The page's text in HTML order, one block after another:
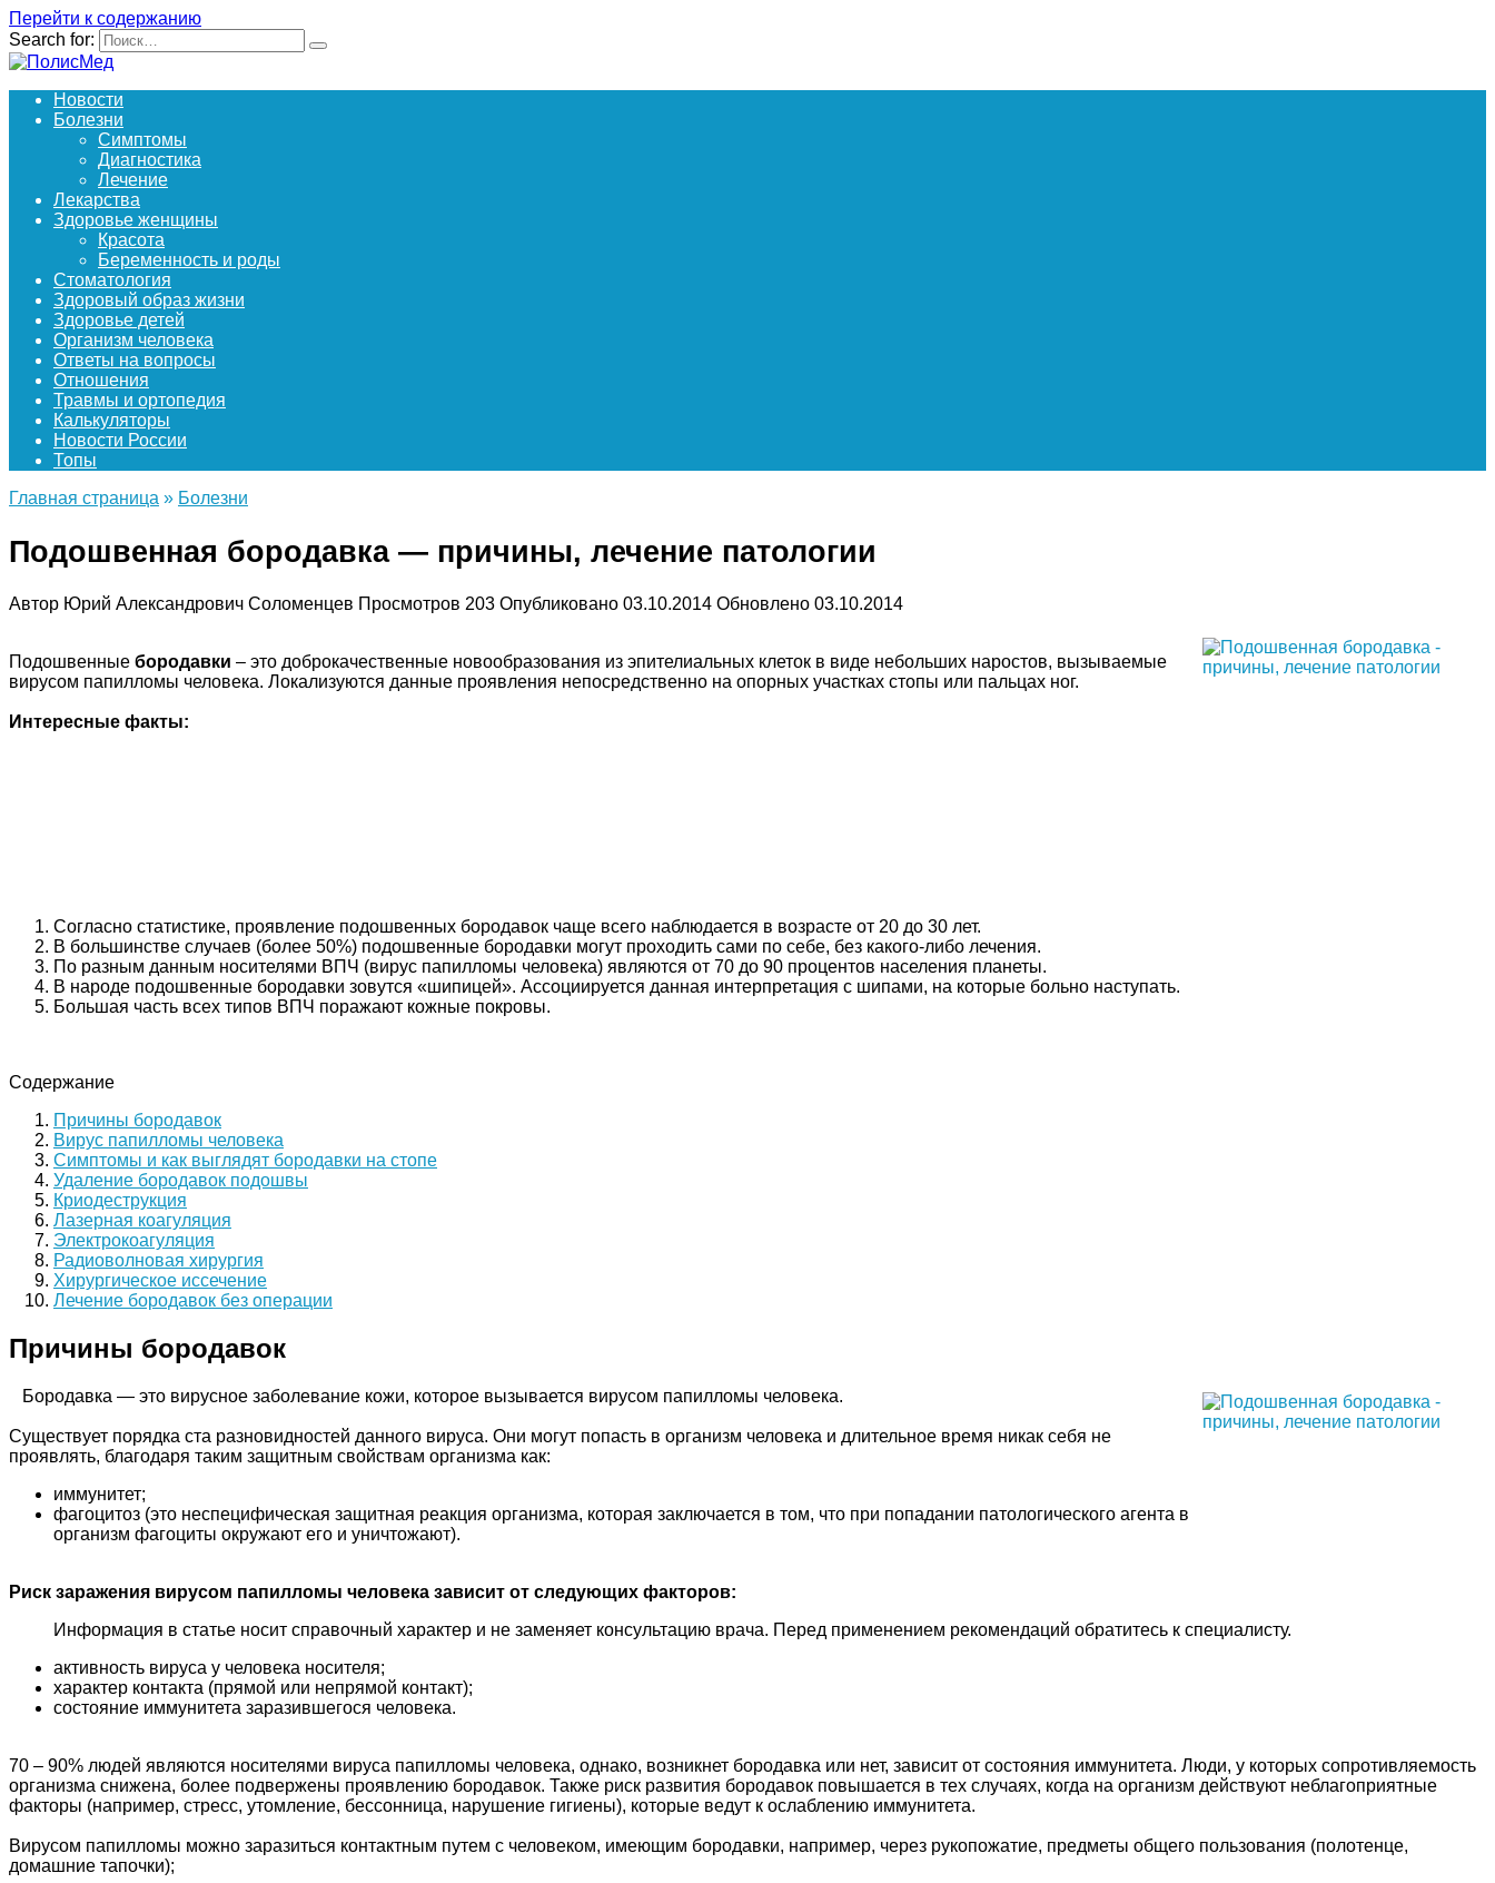
Перейти к содержанию
Search for:
Новости
Болезни
Симптомы
Диагностика
Лечение
Лекарства
Здоровье женщины
Красота
Беременность и роды
Стоматология
Здоровый образ жизни
Здоровье детей
Организм человека
Ответы на вопросы
Отношения
Травмы и ортопедия
Калькуляторы
Новости России
Топы
Главная страница » Болезни
Подошвенная бородавка — причины, лечение патологии
Автор Юрий Александрович Соломенцев Просмотров 203 Опубликовано 03.10.2014 Обновлено 03.10.2014
Подошвенные бородавки – это доброкачественные новообразования из эпителиальных клеток в виде небольших наростов, вызываемые
вирусом папилломы человека. Локализуются данные проявления непосредственно на опорных участках стопы или пальцах ног.
Интересные факты:
Согласно статистике, проявление подошвенных бородавок чаще всего наблюдается в возрасте от 20 до 30 лет.
В большинстве случаев (более 50%) подошвенные бородавки могут проходить сами по себе, без какого-либо лечения.
По разным данным носителями ВПЧ (вирус папилломы человека) являются от 70 до 90 процентов населения планеты.
В народе подошвенные бородавки зовутся «шипицей». Ассоциируется данная интерпретация с шипами, на которые больно наступать.
Большая часть всех типов ВПЧ поражают кожные покровы.
Содержание
Причины бородавок
Вирус папилломы человека
Симптомы и как выглядят бородавки на стопе
Удаление бородавок подошвы
Криодеструкция
Лазерная коагуляция
Электрокоагуляция
Радиоволновая хирургия
Хирургическое иссечение
Лечение бородавок без операции
Причины бородавок
Бородавка — это вирусное заболевание кожи, которое вызывается вирусом папилломы человека.
Существует порядка ста разновидностей данного вируса. Они могут попасть в организм человека и длительное время никак себя не
проявлять, благодаря таким защитным свойствам организма как:
иммунитет;
фагоцитоз (это неспецифическая защитная реакция организма, которая заключается в том, что при попадании патологического агента в
организм фагоциты окружают его и уничтожают).
Риск заражения вирусом папилломы человека зависит от следующих факторов:
Информация в статье носит справочный характер и не заменяет консультацию врача. Перед применением рекомендаций обратитесь к специалисту.
активность вируса у человека носителя;
характер контакта (прямой или непрямой контакт);
состояние иммунитета заразившегося человека.
70 – 90% людей являются носителями вируса папилломы человека, однако, возникнет бородавка или нет, зависит от состояния иммунитета. Люди, у которых сопротивляемость
организма снижена, более подвержены проявлению бородавок. Также риск развития бородавок повышается в тех случаях, когда на организм действуют неблагоприятные
факторы (например, стресс, утомление, бессонница, нарушение гигиены), которые ведут к ослаблению иммунитета.
Вирусом папилломы можно заразиться контактным путем с человеком, имеющим бородавки, например, через рукопожатие, предметы общего пользования (полотенце,
домашние тапочки);